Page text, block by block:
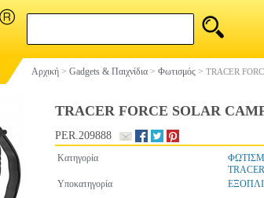
Αρχική > Gadgets & Παιχνίδια > Φωτισμός > TRACER
TRACER FORCE SOLAR
PER.209888
Κατηγορία
Υποκατηγορία